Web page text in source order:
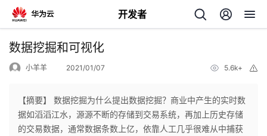
开发者
返
数据挖掘和可视化
小羊羊 2021/01/07 5.6k+
【摘要】 数据挖掘为什么提出数据挖掘？商业中产生的实时数
据如滔滔江水，源源不断的存储到交易系统，再加上历史存储
的交易数据，通常数据条数上亿，依靠人工几乎很难从中捕获